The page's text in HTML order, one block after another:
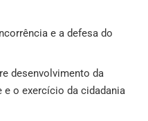
e a defesa do
desenvolvimento da
e o exercício da cidadania